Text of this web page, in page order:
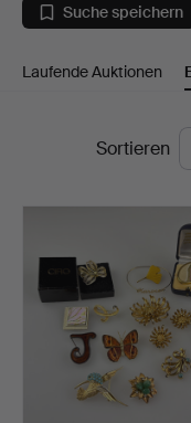
Suche speichern
Laufende Auktionen
EndpreiseSortieren